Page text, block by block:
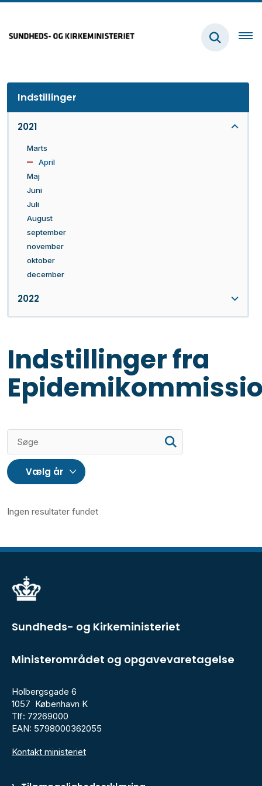
Indstillinger
2021
Marts
April
Maj
Juni
Juli
August
september
november
oktober
december
2022
Indstillinger fra
Ingen resultater fundet
Sundheds- og Kirkeministeriet
Ministerområdet og opgavevaretagelse
Holbergsgade 6
1057 København K
Tlf: 72269000
EAN: 5798000362055
Kontakt ministeriet